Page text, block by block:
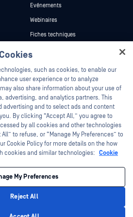
Evénements
Webinaires
Fiches techniques
OPSWAT, MetaDefender, Metascan,
File. Trust No Device., OPSWAT , Protecting the
CDR™ Technology, InQuest, le logo InQuest, DFI,
et Join the Hunt sont des marques commerciales
tierces appartiennent à leurs propriétaires
de confidentialité
Gérer les
Vos choix en matière de protection de la
such as cookies, to enable our
user experience or to analyze
also share information about your use of
advertising, and analytics partners. This
advertising and to select ads and content
By clicking “Accept All,” you agree to
by all cookies and other technologies
to refuse, or “Manage My Preferences” to
Cookie Policy for more details on the how
cookies and similar technologies: Cookie
My Preferences
Reject All
there!
your OPSWAT virtual assistant.
can I help you secure what's critical